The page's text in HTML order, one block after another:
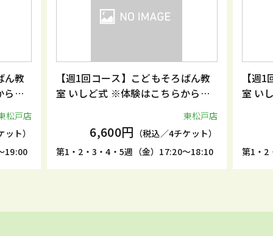
ん教
らお
松戸店
ト）
19:00
【週1回コース】こどもそろばん教
室 いしど式 ※体験はこちらからお
東松戸店
6,600円 （税込／4チケット）
第1・2・3・4・5週（金）17:20～18:10
【週
室 い
第1・2